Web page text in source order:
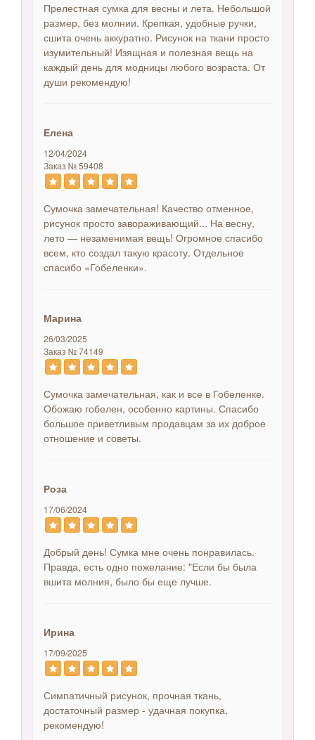
Прелестная сумка для весны и лета. Небольшой
размер, без молнии. Крепкая, удобные ручки,
сшита очень аккуратно. Рисунок на ткани просто
изумительный! Изящная и полезная вещь на
каждый день для модницы любого возраста. От
души рекомендую!
Елена
12/04/2024
Заказ № 59408
Сумочка замечательная! Качество отменное,
рисунок просто завораживающий... На весну,
лето — незаменимая вещь! Огромное спасибо
всем, кто создал такую красоту. Отдельное
спасибо «Гобеленки».
Марина
26/03/2025
Заказ № 74149
Сумочка замечательная, как и все в Гобеленке.
Обожаю гобелен, особенно картины. Спасибо
большое приветливым продавцам за их доброе
отношение и советы.
Роза
17/06/2024
Добрый день! Сумка мне очень понравилась.
Правда, есть одно пожелание: "Если бы была
вшита молния, было бы еще лучше.
Ирина
17/09/2025
Симпатичный рисунок, прочная ткань,
достаточный размер - удачная покупка,
рекомендую!